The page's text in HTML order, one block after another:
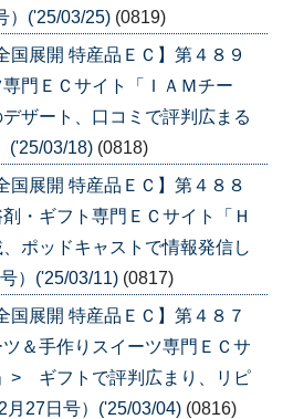
）('25/03/25) (0819)
国展開 特産品ＥＣ】第４８９
門ＥＣサイト「ＩＡＭチー
ザート、口コミで評判広まる
('25/03/18) (0818)
国展開 特産品ＥＣ】第４８８
・ギフト専門ＥＣサイト「Ｈ
ポッドキャストで情報発信し
）('25/03/11) (0817)
国展開 特産品ＥＣ】第４８７
＆手作りスイーツ専門ＥＣサ
> ギフトで評判広まり、リピ
月27日号）('25/03/04) (0816)